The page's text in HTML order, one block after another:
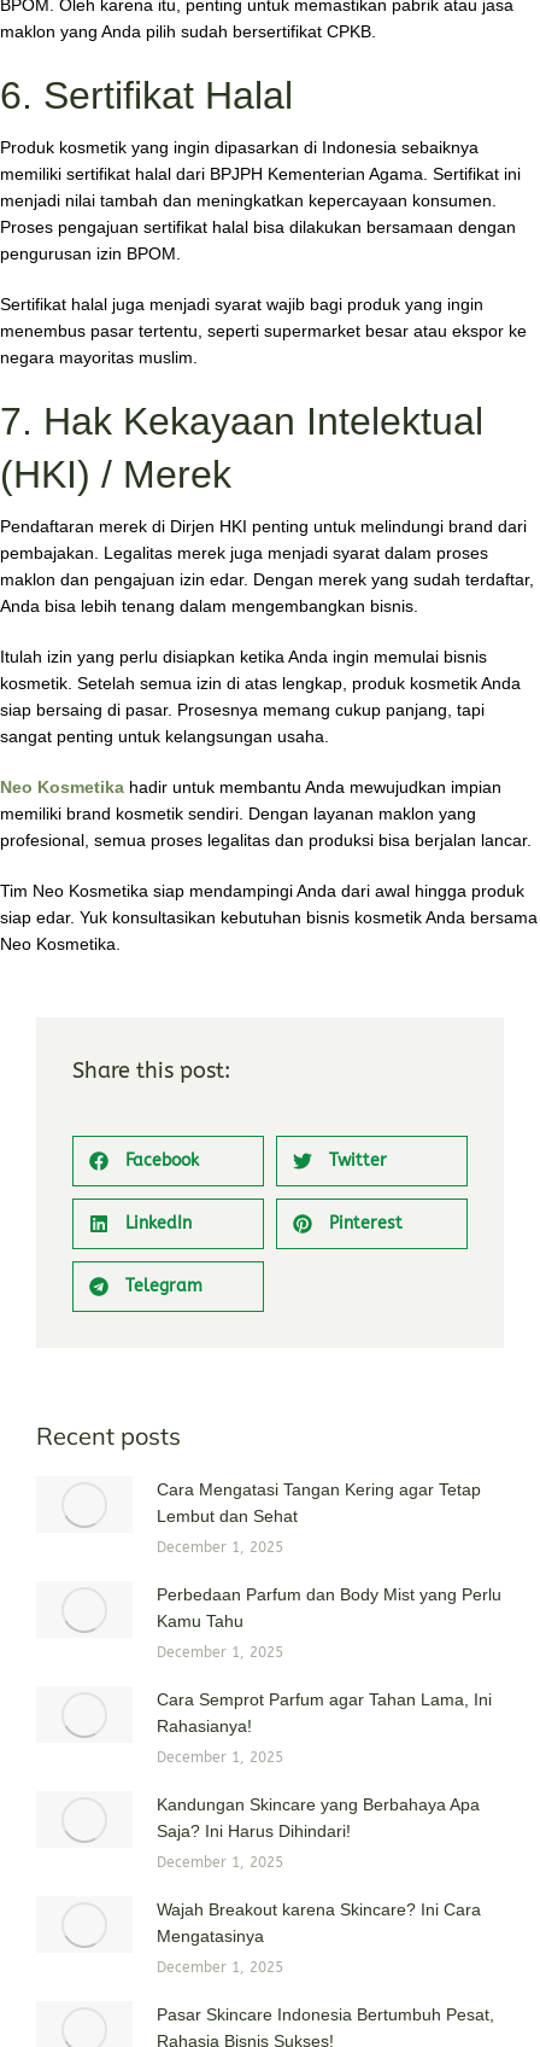
BPOM. Oleh karena itu, penting untuk memastikan pabrik atau jasa
maklon yang Anda pilih sudah bersertifikat CPKB.
6. Sertifikat Halal
Produk kosmetik yang ingin dipasarkan di Indonesia sebaiknya
memiliki sertifikat halal dari BPJPH Kementerian Agama. Sertifikat ini
menjadi nilai tambah dan meningkatkan kepercayaan konsumen.
Proses pengajuan sertifikat halal bisa dilakukan bersamaan dengan
pengurusan izin BPOM.
Sertifikat halal juga menjadi syarat wajib bagi produk yang ingin
menembus pasar tertentu, seperti supermarket besar atau ekspor ke
negara mayoritas muslim.
7. Hak Kekayaan Intelektual
(HKI) / Merek
Pendaftaran merek di Dirjen HKI penting untuk melindungi brand dari
pembajakan. Legalitas merek juga menjadi syarat dalam proses
maklon dan pengajuan izin edar. Dengan merek yang sudah terdaftar,
Anda bisa lebih tenang dalam mengembangkan bisnis.
Itulah izin yang perlu disiapkan ketika Anda ingin memulai bisnis
kosmetik. Setelah semua izin di atas lengkap, produk kosmetik Anda
siap bersaing di pasar. Prosesnya memang cukup panjang, tapi
sangat penting untuk kelangsungan usaha.
Neo Kosmetika hadir untuk membantu Anda mewujudkan impian
memiliki brand kosmetik sendiri. Dengan layanan maklon yang
profesional, semua proses legalitas dan produksi bisa berjalan lancar.
Tim Neo Kosmetika siap mendampingi Anda dari awal hingga produk
siap edar. Yuk konsultasikan kebutuhan bisnis kosmetik Anda bersama
Neo Kosmetika.
Share this post:
Facebook Twitter
LinkedIn Pinterest
Telegram
Recent posts
Cara Mengatasi Tangan Kering agar Tetap
Lembut dan Sehat
December 1, 2025
Perbedaan Parfum dan Body Mist yang Perlu
Kamu Tahu
December 1, 2025
Cara Semprot Parfum agar Tahan Lama, Ini
Rahasianya!
December 1, 2025
Kandungan Skincare yang Berbahaya Apa
Saja? Ini Harus Dihindari!
December 1, 2025
Wajah Breakout karena Skincare? Ini Cara
Mengatasinya
December 1, 2025
Pasar Skincare Indonesia Bertumbuh Pesat,
Rahasia Bisnis Sukses!